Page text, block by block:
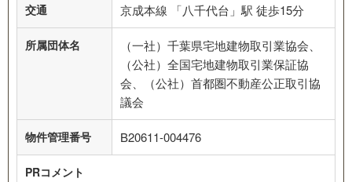
交通 京成本線 「八千代台」駅 徒歩15分
所属団体名
（一社）千葉県宅地建物取引業協会、
（公社）全国宅地建物取引業保証協
会、（公社）首都圏不動産公正取引協
議会
物件管理番号 B20611-004476
PRコメント